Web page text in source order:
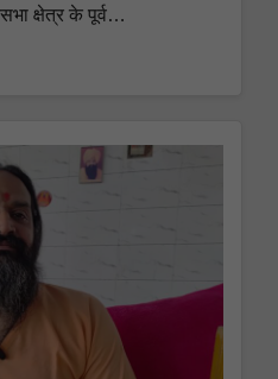
क्षेत्र के पूर्व…